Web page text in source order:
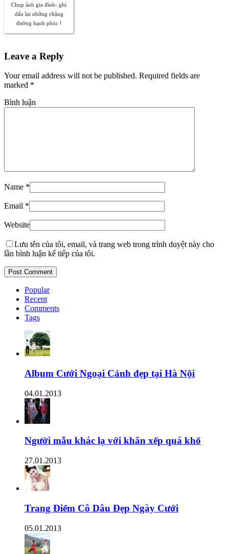
Chụp ảnh gia đình- ghi
dấu lại những chặng
đường hạnh phúc !
Leave a Reply
Your email address will not be published. Required fields are
marked *
Bình luận
Name *
Email *
Website
Lưu tên của tôi, email, và trang web trong trình duyệt này cho
lần bình luận kế tiếp của tôi.
Popular
Recent
Comments
Tags
Album Cưới Ngoại Cảnh đẹp tại Hà Nội
04.01.2013
Người mẫu khác lạ với khăn xếp quá khổ
27.01.2013
Trang Điểm Cô Dâu Đẹp Ngày Cưới
05.01.2013